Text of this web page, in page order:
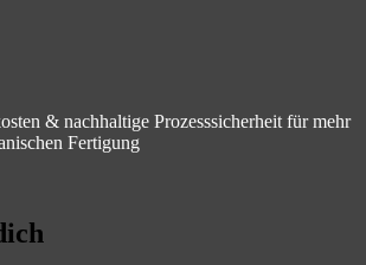
& nachhaltige Prozesssicherheit für mehr
Fertigung